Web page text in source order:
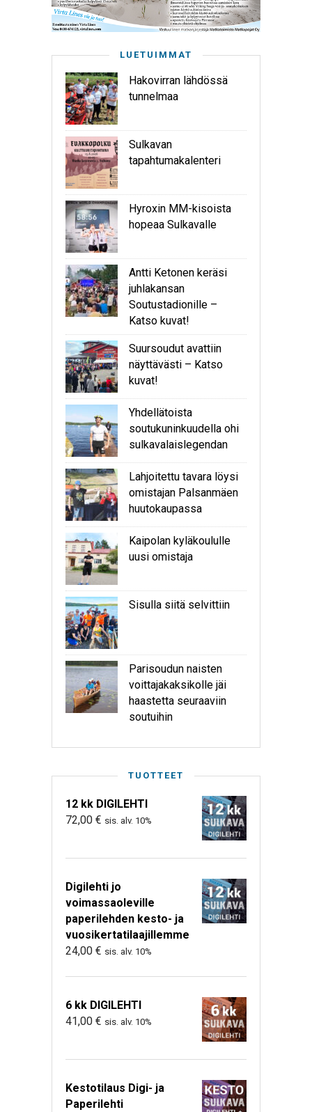
LUETUIMMAT
Hakovirran lähdössä
tunnelmaa
Sulkavan
tapahtumakalenteri
Hyroxin MM-kisoista
hopeaa Sulkavalle
Antti Ketonen keräsi
juhlakansan
Soutustadionille –
Katso kuvat!
Suursoudut avattiin
näyttävästi – Katso
kuvat!
Yhdellätoista
soutukuninkuudella ohi
sulkavalaislegendan
Lahjoitettu tavara löysi
omistajan Palsanmäen
huutokaupassa
Kaipolan kyläkoululle
uusi omistaja
Sisulla siitä selvittiin
Parisoudun naisten
voittajakaksikolle jäi
haastetta seuraaviin
soutuihin
TUOTTEET
12 kk DIGILEHTI
72,00 € sis. alv. 10%
Digilehti jo
voimassaoleville
paperilehden kesto- ja
vuosikertatilaajillemme
24,00 € sis. alv. 10%
6 kk DIGILEHTI
41,00 € sis. alv. 10%
Kestotilaus Digi- ja
Paperilehti